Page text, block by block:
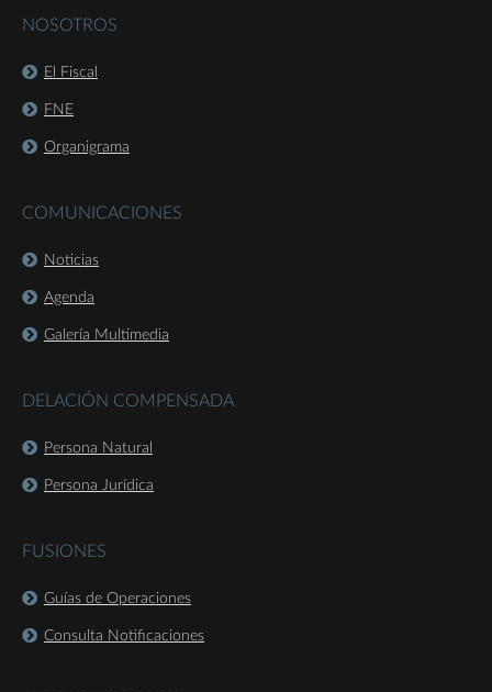
NOSOTROS
El Fiscal
FNE
Organigrama
COMUNICACIONES
Noticias
Agenda
Galería Multimedia
DELACIÓN COMPENSADA
Persona Natural
Persona Jurídica
FUSIONES
Guías de Operaciones
Consulta Notificaciones